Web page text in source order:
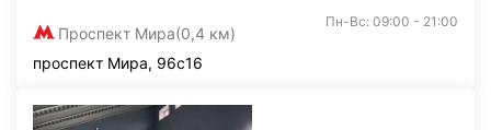
Проспект Мира(0,4 км)
Пн-Вс: 09:00 - 21:00
проспект Мира, 96с16